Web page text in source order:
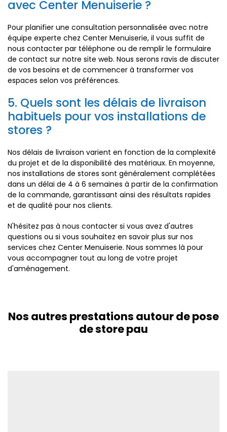
avec Center Menuiserie ?
Pour planifier une consultation personnalisée avec notre
équipe experte chez Center Menuiserie, il vous suffit de
nous contacter par téléphone ou de remplir le formulaire
de contact sur notre site web. Nous serons ravis de discuter
de vos besoins et de commencer à transformer vos
espaces selon vos préférences.
5. Quels sont les délais de livraison
habituels pour vos installations de
stores ?
Nos délais de livraison varient en fonction de la complexité
du projet et de la disponibilité des matériaux. En moyenne,
nos installations de stores sont généralement complétées
dans un délai de 4 à 6 semaines à partir de la confirmation
de la commande, garantissant ainsi des résultats rapides
et de qualité pour nos clients.
N'hésitez pas à nous contacter si vous avez d'autres
questions ou si vous souhaitez en savoir plus sur nos
services chez Center Menuiserie. Nous sommes là pour
vous accompagner tout au long de votre projet
d'aménagement.
Nos autres prestations autour de pose
de store pau